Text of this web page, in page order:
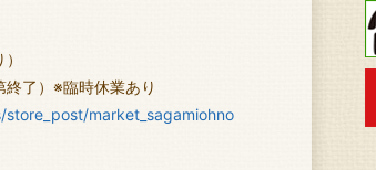
了）※臨時休業あり
market_sagamiohno